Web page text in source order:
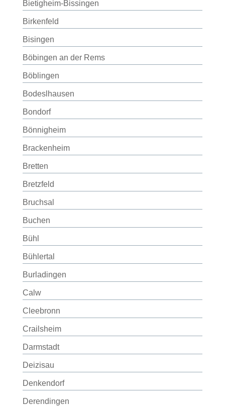
Bietigheim-Bissingen
Birkenfeld
Bisingen
Böbingen an der Rems
Böblingen
Bodeslhausen
Bondorf
Bönnigheim
Brackenheim
Bretten
Bretzfeld
Bruchsal
Buchen
Bühl
Bühlertal
Burladingen
Calw
Cleebronn
Crailsheim
Darmstadt
Deizisau
Denkendorf
Derendingen